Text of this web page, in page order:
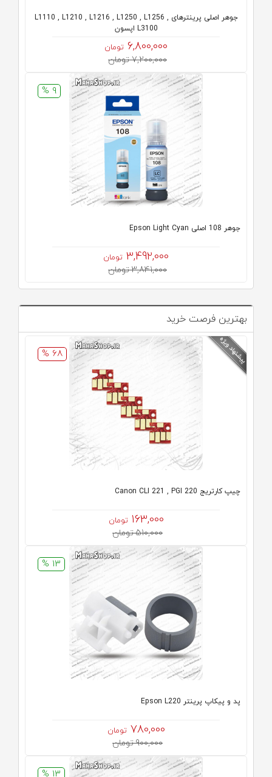
جوهر اصلی پرینترهای L1110 , L1210 , L1216 , L1250 , L1256 ,
L3100 اپسون
6,800,000 تومان
7,200,000 تومان
9 %
جوهر 108 اصلی Epson Light Cyan
3,492,000 تومان
3,841,000 تومان
بهترین فرصت خرید
68 %
چیپ کارتریج Canon CLI 221 , PGI 220
163,000 تومان
510,000 تومان
13 %
پد و پیکاپ پرینتر Epson L220
780,000 تومان
900,000 تومان
13 %